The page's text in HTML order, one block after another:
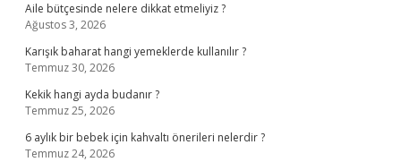
Aile bütçesinde nelere dikkat etmeliyiz ?
Ağustos 3, 2026
Karışık baharat hangi yemeklerde kullanılır ?
Temmuz 30, 2026
Kekik hangi ayda budanır ?
Temmuz 25, 2026
6 aylık bir bebek için kahvaltı önerileri nelerdir ?
Temmuz 24, 2026